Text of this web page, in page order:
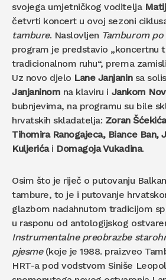
svojega umjetničkog voditelja
četvrti koncert u ovoj sezoni
tambure. Naslovljen Tamburom
program je predstavio „koncertnu
tradicionalnom ruhu“, prema
Uz novo djelo Lane Janjanin sa
Janjaninom na klaviru i Jankom
bubnjevima, na programu su bile
hrvatskih skladatelja: Zoran
Tihomira Ranogajeca, Biance Ban,
Kuljerićai Domagoja Vukadina.
Osim što je riječ o putovanju
tambure, to je i putovanje
glazbom nadahnutom tradicijom
u rasponu od antologijskog
Instrumentalne preobrazbe
pjesme(koje je 1988. praizveo
HRT-a pod vodstvom Siniše